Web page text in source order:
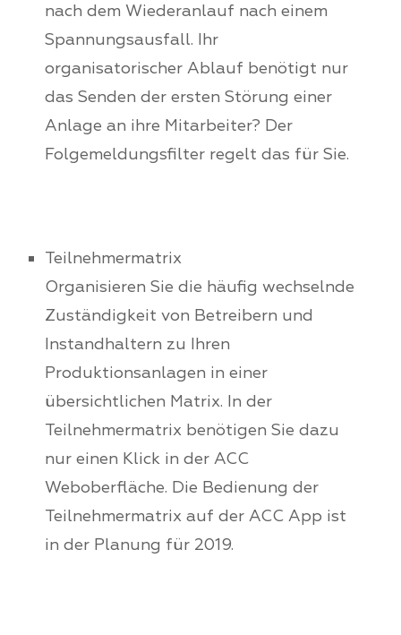
nach dem Wiederanlauf nach einem
Spannungsausfall. Ihr
organisatorischer Ablauf benötigt nur
das Senden der ersten Störung einer
Anlage an ihre Mitarbeiter? Der
Folgemeldungsfilter regelt das für Sie.
Teilnehmermatrix
Organisieren Sie die häufig wechselnde
Zuständigkeit von Betreibern und
Instandhaltern zu Ihren
Produktionsanlagen in einer
übersichtlichen Matrix. In der
Teilnehmermatrix benötigen Sie dazu
nur einen Klick in der ACC
Weboberfläche. Die Bedienung der
Teilnehmermatrix auf der ACC App ist
in der Planung für 2019.